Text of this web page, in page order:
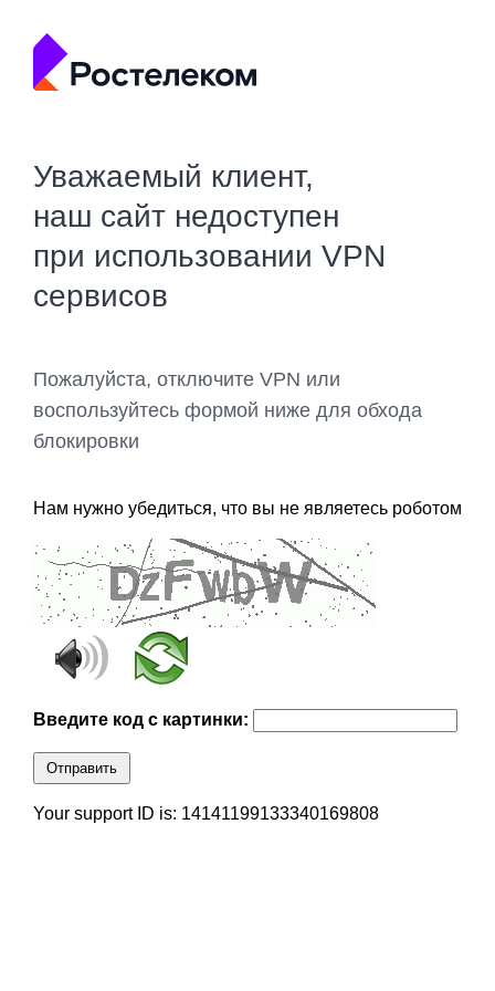
Уважаемый клиент,
наш сайт недоступен
при использовании VPN
сервисов
Пожалуйста, отключите VPN или
воспользуйтесь формой ниже для обхода
блокировки
Нам нужно убедиться, что вы не являетесь роботом
Введите код с картинки:
Отправить
Your support ID is: 14141199133340169808